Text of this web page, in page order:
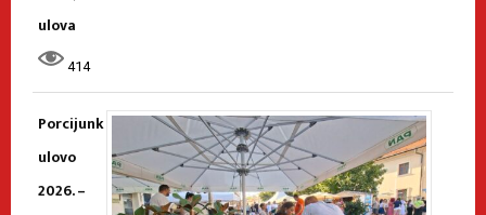
ulova
414
Porcijunk
ulovo
2026. –